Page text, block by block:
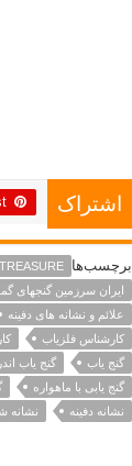
اشتراک
برچسب‌ها
ایران سرزمین گنجهای
علائم و نشانه های دفینه
کارشناس فلزیاب
گنج یاب
گنج یاب
گنج یابی با ماهواره
نشانه دفینه
نشانه